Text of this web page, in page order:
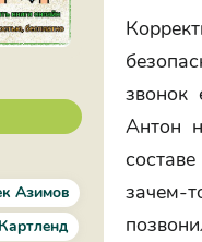
Азимов
звонок
Антон
зачем-